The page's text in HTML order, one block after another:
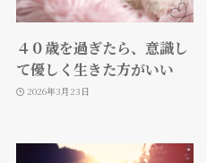
４０歳を過ぎたら、意識し
て優しく生きた方がいい
2026年3月23日